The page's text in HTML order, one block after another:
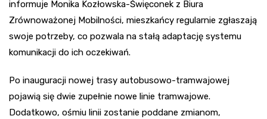
informuje Monika Kozłowska-Święconek z Biura
Zrównoważonej Mobilności, mieszkańcy regularnie zgłaszają
swoje potrzeby, co pozwala na stałą adaptację systemu
komunikacji do ich oczekiwań.
Po inauguracji nowej trasy autobusowo-tramwajowej
pojawią się dwie zupełnie nowe linie tramwajowe.
Dodatkowo, ośmiu linii zostanie poddane zmianom,